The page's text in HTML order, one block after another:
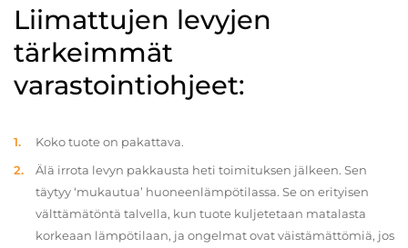
Liimattujen levyjen
tärkeimmät
varastointiohjeet:
Koko tuote on pakattava.
Älä irrota levyn pakkausta heti toimituksen jälkeen. Sen
täytyy ‘mukautua’ huoneenlämpötilassa. Se on erityisen
välttämätöntä talvella, kun tuote kuljetetaan matalasta
korkeaan lämpötilaan, ja ongelmat ovat väistämättömiä, jos